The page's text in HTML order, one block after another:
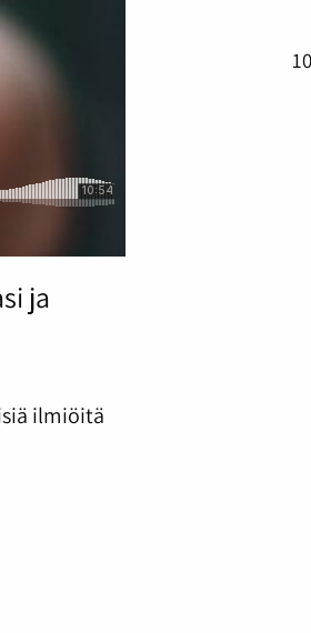
ja
ilmiöitä